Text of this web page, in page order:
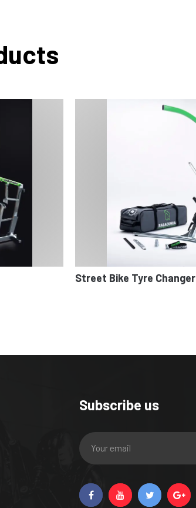
Street Bike Tyre Changer
Subscribe us